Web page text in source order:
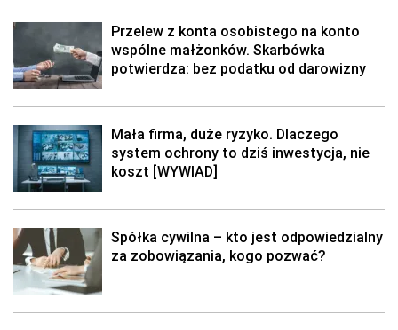
Przelew z konta osobistego na konto
wspólne małżonków. Skarbówka
potwierdza: bez podatku od darowizny
Mała firma, duże ryzyko. Dlaczego
system ochrony to dziś inwestycja, nie
koszt [WYWIAD]
Spółka cywilna – kto jest odpowiedzialny
za zobowiązania, kogo pozwać?